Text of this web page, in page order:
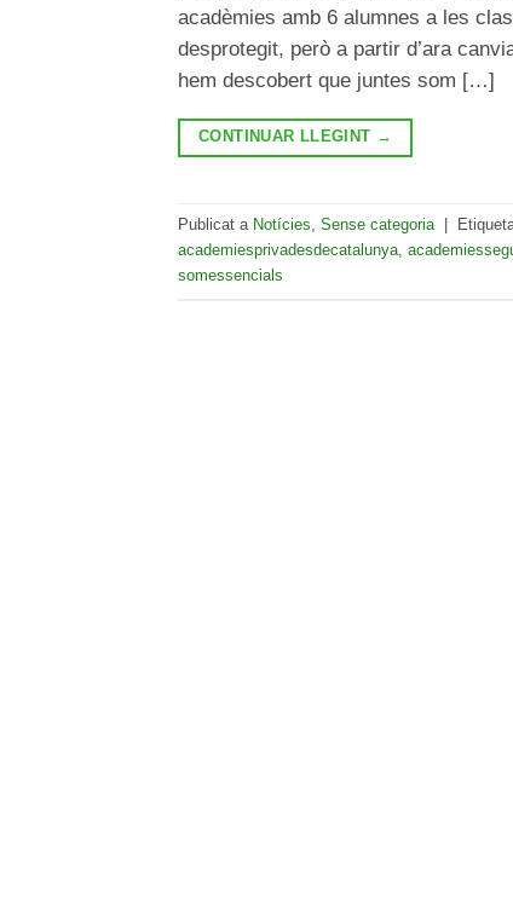
acadèmies amb 6 alumnes a les
desprotegit, però a partir d’ara
hem descobert que juntes som […]
CONTINUAR LLEGINT →
Publicat a Notícies, Sense categoria
academiesprivadesdecatalunya,
somessencials